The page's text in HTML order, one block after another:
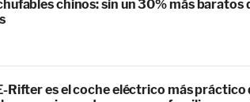
chinos: sin un 30% más baratos
Rifter es el coche eléctrico más práctico